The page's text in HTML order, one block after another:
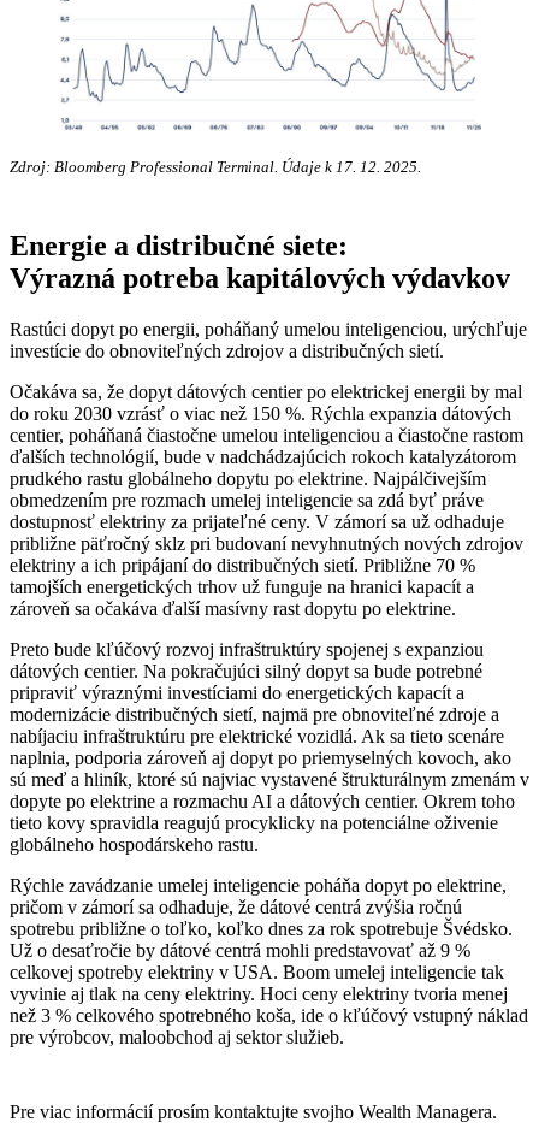
Zdroj: Bloomberg Professional Terminal. Údaje k 17. 12. 2025.
Energie a distribučné siete:
Výrazná potreba kapitálových výdavkov
Rastúci dopyt po energii, poháňaný umelou inteligenciou, urýchľuje
investície do obnoviteľných zdrojov a distribučných sietí.
Očakáva sa, že dopyt dátových centier po elektrickej energii by mal
do roku 2030 vzrásť o viac než 150 %. Rýchla expanzia dátových
centier, poháňaná čiastočne umelou inteligenciou a čiastočne rastom
ďalších technológií, bude v nadchádzajúcich rokoch katalyzátorom
prudkého rastu globálneho dopytu po elektrine. Najpálčivejším
obmedzením pre rozmach umelej inteligencie sa zdá byť práve
dostupnosť elektriny za prijateľné ceny. V zámorí sa už odhaduje
približne päťročný sklz pri budovaní nevyhnutných nových zdrojov
elektriny a ich pripájaní do distribučných sietí. Približne 70 %
tamojších energetických trhov už funguje na hranici kapacít a
zároveň sa očakáva ďalší masívny rast dopytu po elektrine.
Preto bude kľúčový rozvoj infraštruktúry spojenej s expanziou
dátových centier. Na pokračujúci silný dopyt sa bude potrebné
pripraviť výraznými investíciami do energetických kapacít a
modernizácie distribučných sietí, najmä pre obnoviteľné zdroje a
nabíjaciu infraštruktúru pre elektrické vozidlá. Ak sa tieto scenáre
naplnia, podporia zároveň aj dopyt po priemyselných kovoch, ako
sú meď a hliník, ktoré sú najviac vystavené štrukturálnym zmenám v
dopyte po elektrine a rozmachu AI a dátových centier. Okrem toho
tieto kovy spravidla reagujú procyklicky na potenciálne oživenie
globálneho hospodárskeho rastu.
Rýchle zavádzanie umelej inteligencie poháňa dopyt po elektrine,
pričom v zámorí sa odhaduje, že dátové centrá zvýšia ročnú
spotrebu približne o toľko, koľko dnes za rok spotrebuje Švédsko.
Už o desaťročie by dátové centrá mohli predstavovať až 9 %
celkovej spotreby elektriny v USA. Boom umelej inteligencie tak
vyvinie aj tlak na ceny elektriny. Hoci ceny elektriny tvoria menej
než 3 % celkového spotrebného koša, ide o kľúčový vstupný náklad
pre výrobcov, maloobchod aj sektor služieb.
Pre viac informácií prosím kontaktujte svojho Wealth Managera.